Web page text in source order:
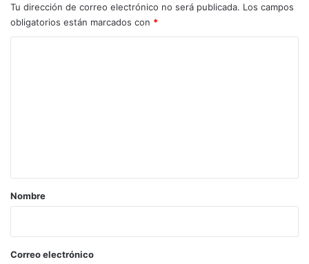
Tu dirección de correo electrónico no será publicada. Los campos
obligatorios están marcados con *
r
*
Nombre
Correo electrónico